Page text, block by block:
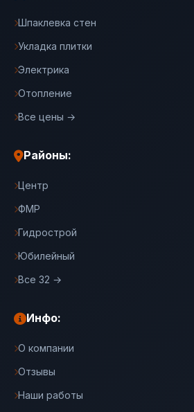
Шпаклевка стен
Укладка плитки
Электрика
Отопление
Все цены →
Районы:
Центр
ФМР
Гидрострой
Юбилейный
Все 32 →
Инфо:
О компании
Отзывы
Наши работы